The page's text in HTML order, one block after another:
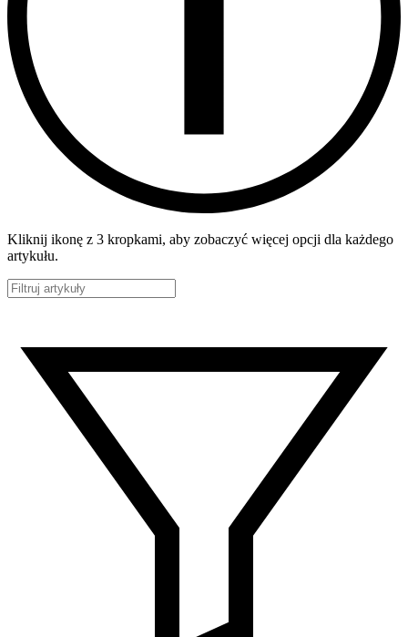
Kliknij ikonę z 3 kropkami, aby zobaczyć więcej opcji dla każdego
artykułu.